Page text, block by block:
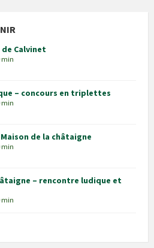
Calvinet
min
– concours en triplettes
min
de la châtaigne
min
– rencontre ludique et
min